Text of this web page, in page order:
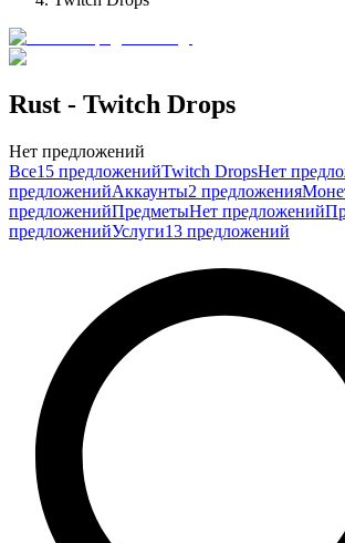
Rust - Twitch Drops
Нет предложений
Все15 предложенийTwitch DropsНет
предложенийАккаунты2 предложения
предложенийПредметыНет предложений
предложенийУслуги13 предложений